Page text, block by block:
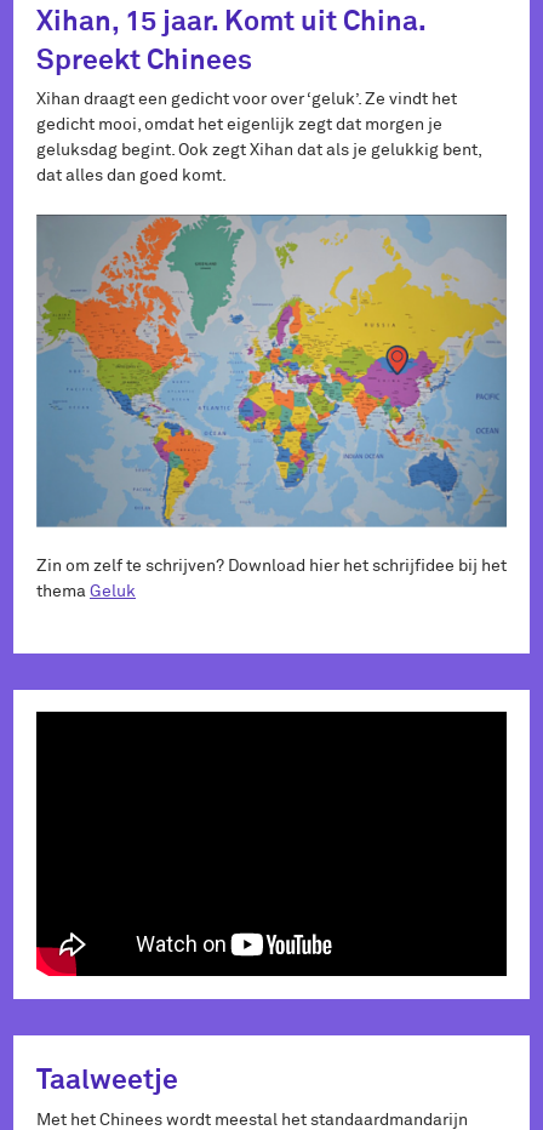
Xihan, 15 jaar. Komt uit China.
Spreekt Chinees
Xihan draagt een gedicht voor over ‘geluk’. Ze vindt het
gedicht mooi, omdat het eigenlijk zegt dat morgen je
geluksdag begint. Ook zegt Xihan dat als je gelukkig bent,
dat alles dan goed komt.
Zin om zelf te schrijven? Download hier het schrijfidee bij het
themaGeluk
Taalweetje
Met het Chinees wordt meestal het standaardmandarijn